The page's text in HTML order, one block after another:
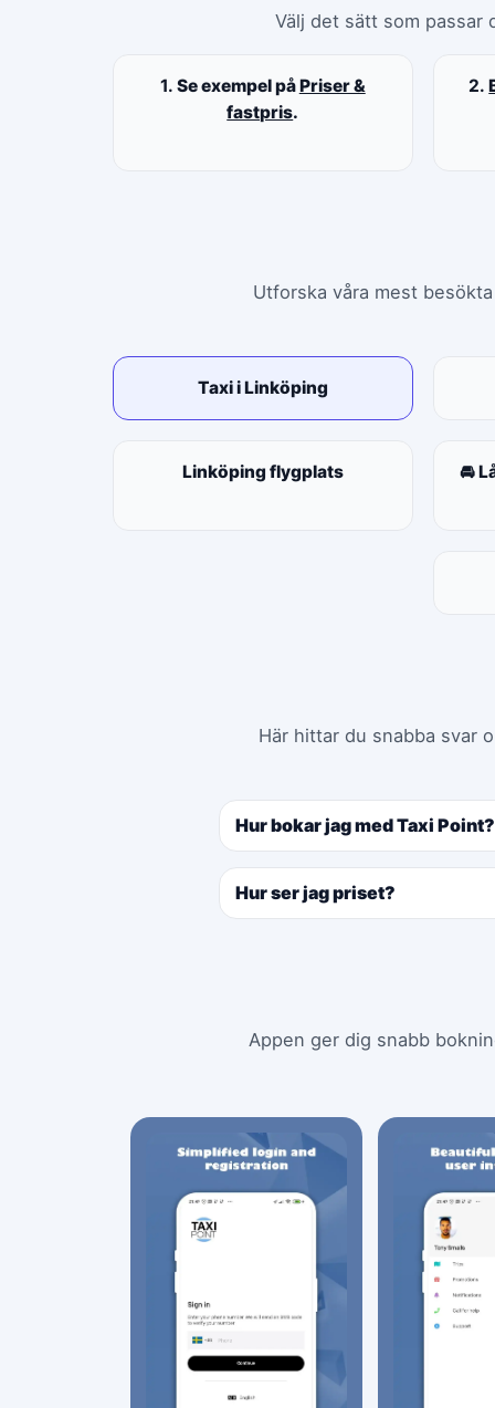
Välj det sätt som passar
1. Se exempel påPriser &
fastpris.
2.
Utforska våra mest
Taxi i Linköping
Linköping flygplats 🚘
Här hittar du snabba svar
Hur bokar jag med Taxi Point?
Hur ser jag priset?
Appen ger dig snabb